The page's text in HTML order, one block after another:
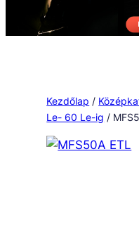
Kezdőlap /
Le- 60 Le-ig /